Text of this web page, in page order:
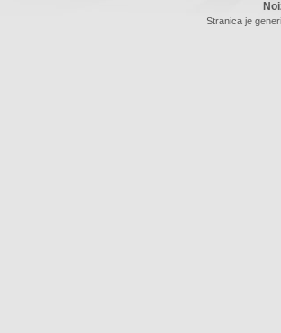
Stranica je